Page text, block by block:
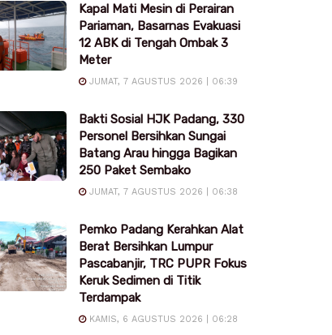
Kapal Mati Mesin di Perairan
Pariaman, Basarnas Evakuasi
12 ABK di Tengah Ombak 3
Meter
JUMAT, 7 AGUSTUS 2026 | 06:39
Bakti Sosial HJK Padang, 330
Personel Bersihkan Sungai
Batang Arau hingga Bagikan
250 Paket Sembako
JUMAT, 7 AGUSTUS 2026 | 06:38
Pemko Padang Kerahkan Alat
Berat Bersihkan Lumpur
Pascabanjir, TRC PUPR Fokus
Keruk Sedimen di Titik
Terdampak
KAMIS, 6 AGUSTUS 2026 | 06:28